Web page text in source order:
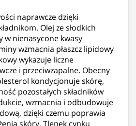
naprawcze dzięki
Olej ze słodkich
w nienasycone kwasy
wzmacnia płaszcz lipidowy
wykazuje liczne
i przeciwzapalne. Obecny
kondycjonuje skórę,
pozostałych składników
wzmacnia i odbudowuje
dzięki czemu poprawia
skóry. Tlenek cynku